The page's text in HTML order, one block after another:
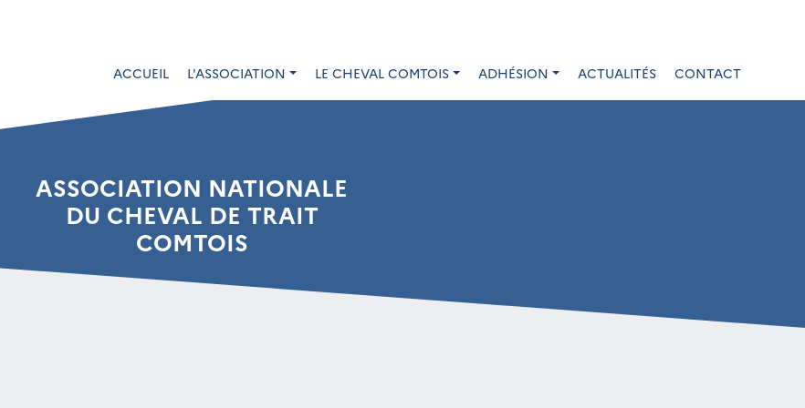
ACCUEIL L'ASSOCIATION LE CHEVAL COMTOIS ADHÉSION ACTUALITÉS CONTACT
ASSOCIATION NATIONALE
DU CHEVAL DE TRAIT
COMTOIS